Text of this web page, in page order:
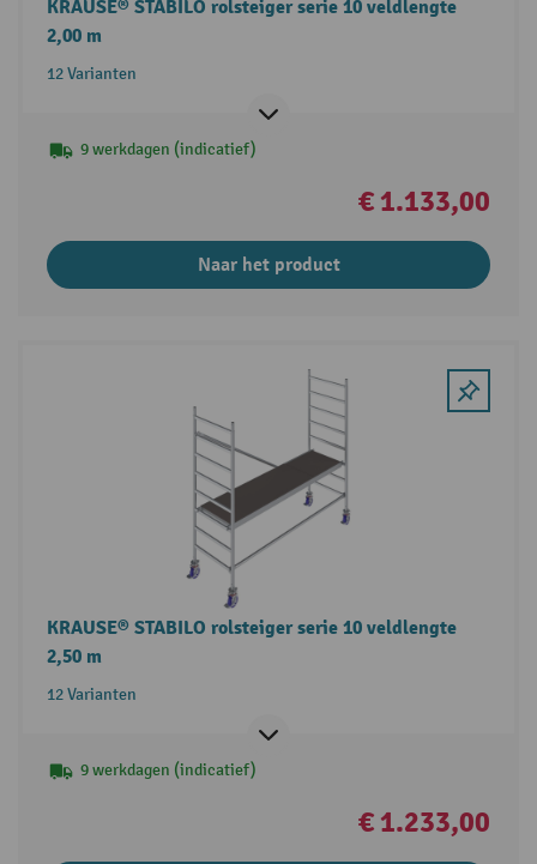
KRAUSE® STABILO rolsteiger serie 10 veldlengte
2,00 m
12 Varianten
9 werkdagen (indicatief)
€ 1.133,00
Naar het product
KRAUSE® STABILO rolsteiger serie 10 veldlengte
2,50 m
12 Varianten
9 werkdagen (indicatief)
€ 1.233,00